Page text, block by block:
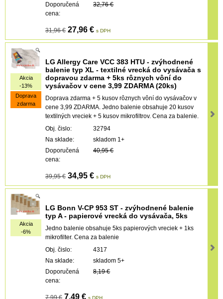
Doporučená
cena:
32,76 €
31,96 € 27,96 € s DPH
Akcia
-13%
Doprava
zdarma
LG Allergy Care VCC 383 HTU - zvýhodnené
balenie typ XL - textilné vrecká do vysávača s
dopravou zdarma + 5ks rôznych vôní do
vysávačov v cene 3,99 ZDARMA (20ks)
Doprava zdarma + 5 kusov rôznych vôní do vysávačov v
cene 3,99 ZDARMA. Jedno balenie obsahuje 20 kusov
textilných vreciek + 5 kusov mikrofiltrov. Cena za balenie.
Obj. čislo:
32794
Na sklade:
skladom 1+
Doporučená
cena:
40,95 €
39,95 € 34,95 € s DPH
Akcia
-6%
LG Bonn V-CP 953 ST - zvýhodnené balenie
typ A - papierové vrecká do vysávača, 5ks
Jedno balenie obsahuje 5ks papierových vreciek + 1ks
mikrofilter. Cena za balenie
Obj. čislo:
4317
Na sklade:
skladom 5+
Doporučená
cena:
8,19 €
7,99 € 7,49 € s DPH